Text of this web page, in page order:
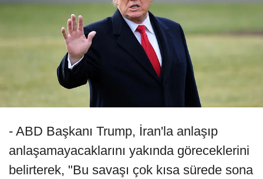
- ABD Başkanı Trump, İran'la anlaşıp
anlaşamayacaklarını yakında göreceklerini
belirterek, "Bu savaşı çok kısa sürede sona